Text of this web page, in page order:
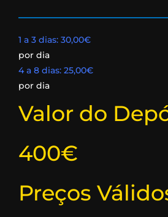
1 a 3 dias: 30,00€
por dia
4 a 8 dias: 25,00€
por dia
Valor do
400€​
Preços